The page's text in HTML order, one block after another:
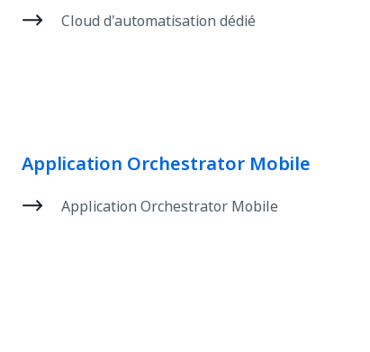
Cloud d'automatisation dédié
Application Orchestrator Mobile
Application Orchestrator Mobile